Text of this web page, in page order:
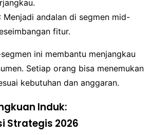
: Menjadi andalan di segmen mid-
fitur.
ini membantu menjangkau
Setiap orang bisa menemukan
kebutuhan dan anggaran.
Induk:
Strategis 2026